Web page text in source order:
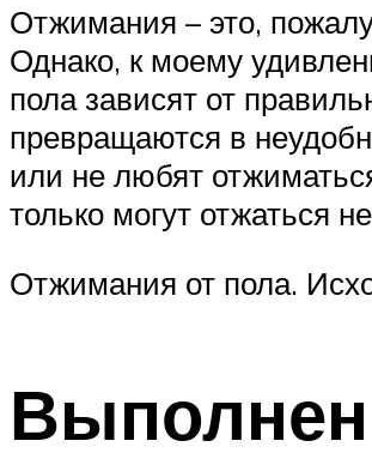
Отжимания – это,
Однако, к моему
пола зависят от
превращаются в
или не любят
только могут отжаться
Отжимания от пола.